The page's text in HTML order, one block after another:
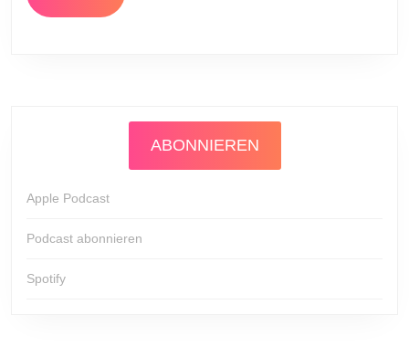
More
ABONNIEREN
Apple Podcast
Podcast abonnieren
Spotify